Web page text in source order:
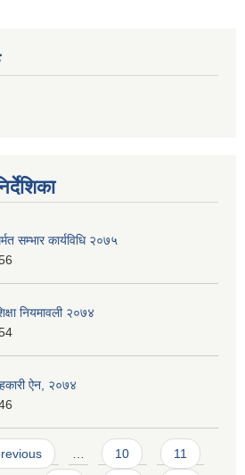
सम्भार कार्यविधि २०७५
नियमावली २०७४
ऐन, २०७४
10 11